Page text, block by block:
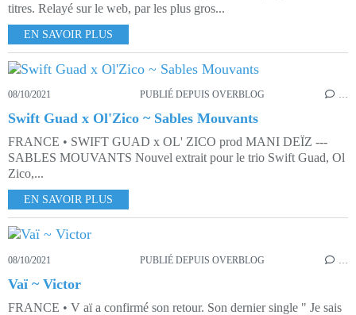
titres. Relayé sur le web, par les plus gros...
EN SAVOIR PLUS
08/10/2021 PUBLIÉ DEPUIS OVERBLOG …
Swift Guad x Ol'Zico ~ Sables Mouvants
FRANCE • SWIFT GUAD x OL' ZICO prod MANI DEÏZ ---
SABLES MOUVANTS Nouvel extrait pour le trio Swift Guad, Ol
Zico,...
EN SAVOIR PLUS
08/10/2021 PUBLIÉ DEPUIS OVERBLOG
Vaï ~ Victor
FRANCE • V aï a confirmé son retour. Son dernier single " Je sais